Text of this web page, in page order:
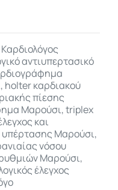
αντιυπερτασικό
holter καρδιακού
πίεσης
Μαρούσι, triplex
και
Μαρούσι,
νόσου
Μαρούσι,
έλεγχος